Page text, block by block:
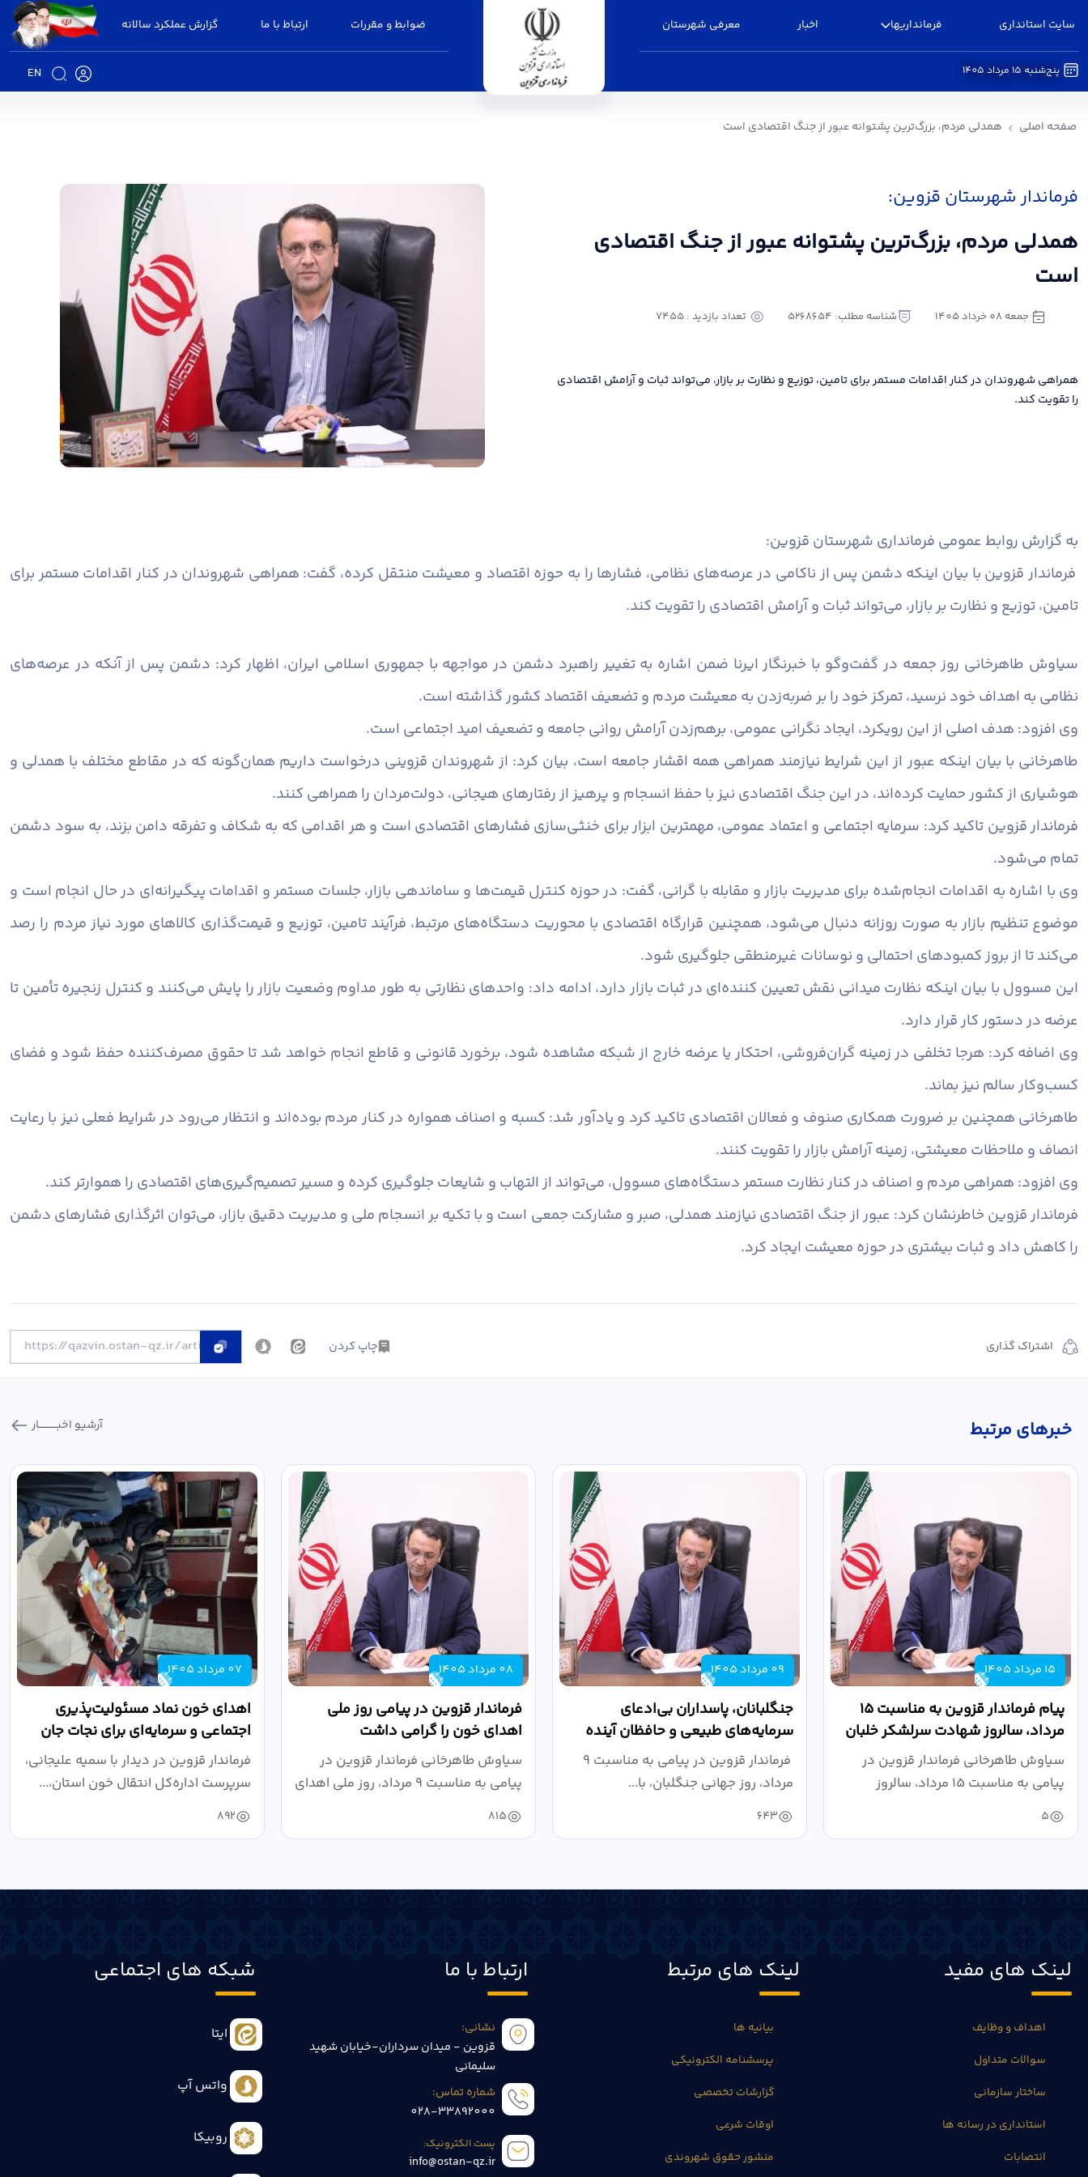
سایت استانداری فرمانداریها اخبار معرفی شهرستان ضوابط و مقررات ارتباط با ما گزارش عملکرد سالانه
EN پنج‌شنبه 15 مرداد 1405
صفحه اصلی همدلی مردم، بزرگ‌ترین پشتوانه عبور از جنگ اقتصادی است
فرماندار شهرستان قزوین:
همدلی مردم، بزرگ‌ترین پشتوانه عبور از جنگ اقتصادی
است
جمعه 08 خرداد 1405 شناسه مطلب: 5268654 تعداد بازدید : 7455
همراهی شهروندان در کنار اقدامات مستمر برای تامین، توزیع و نظارت بر بازار، می‌تواند ثبات و آرامش اقتصادی
را تقویت کند.
به گزارش روابط عمومی فرمانداری شهرستان قزوین:
فرماندار قزوین با بیان اینکه دشمن پس از ناکامی در عرصه‌های نظامی، فشارها را به حوزه اقتصاد و معیشت منتقل کرده، گفت: همراهی شهروندان در کنار اقدامات مستمر برای
تامین، توزیع و نظارت بر بازار، می‌تواند ثبات و آرامش اقتصادی را تقویت کند.
سیاوش طاهرخانی روز جمعه در گفت‌وگو با خبرنگار ایرنا ضمن اشاره به تغییر راهبرد دشمن در مواجهه با جمهوری اسلامی ایران، اظهار کرد: دشمن پس از آنکه در عرصه‌های
نظامی به اهداف خود نرسید، تمرکز خود را بر ضربه‌زدن به معیشت مردم و تضعیف اقتصاد کشور گذاشته است.
وی افزود: هدف اصلی از این رویکرد، ایجاد نگرانی عمومی، برهم‌زدن آرامش روانی جامعه و تضعیف امید اجتماعی است.
طاهرخانی با بیان اینکه عبور از این شرایط نیازمند همراهی همه اقشار جامعه است، بیان کرد: از شهروندان قزوینی درخواست داریم همان‌گونه که در مقاطع مختلف با همدلی و
هوشیاری از کشور حمایت کرده‌اند، در این جنگ اقتصادی نیز با حفظ انسجام و پرهیز از رفتارهای هیجانی، دولت‌مردان را همراهی کنند.
فرماندار قزوین تاکید کرد: سرمایه اجتماعی و اعتماد عمومی، مهمترین ابزار برای خنثی‌سازی فشارهای اقتصادی است و هر اقدامی که به شکاف و تفرقه دامن بزند، به سود دشمن
تمام می‌شود.
وی با اشاره به اقدامات انجام‌شده برای مدیریت بازار و مقابله با گرانی، گفت: در حوزه کنترل قیمت‌ها و ساماندهی بازار، جلسات مستمر و اقدامات پیگیرانه‌ای در حال انجام است و
موضوع تنظیم بازار به‌ صورت روزانه دنبال می‌شود،‌ همچنین قرارگاه اقتصادی با محوریت دستگاه‌های مرتبط، فرآیند تامین، توزیع و قیمت‌گذاری کالاهای مورد نیاز مردم را رصد
می‌کند تا از بروز کمبودهای احتمالی و نوسانات غیرمنطقی جلوگیری شود.
این مسوول با بیان اینکه نظارت میدانی نقش تعیین‌ کننده‌ای در ثبات بازار دارد، ادامه داد: واحدهای نظارتی به طور مداوم وضعیت بازار را پایش می‌کنند و کنترل زنجیره تأمین تا
عرضه در دستور کار قرار دارد.
وی اضافه کرد: هرجا تخلفی در زمینه گران‌فروشی، احتکار یا عرضه خارج از شبکه مشاهده شود، برخورد قانونی و قاطع انجام خواهد شد تا حقوق مصرف‌کننده حفظ شود و فضای
کسب‌وکار سالم نیز بماند.
طاهرخانی همچنین بر ضرورت همکاری صنوف و فعالان اقتصادی تاکید کرد و یادآور شد: کسبه و اصناف همواره در کنار مردم بوده‌اند و انتظار می‌رود در شرایط فعلی نیز با رعایت
انصاف و ملاحظات معیشتی، زمینه آرامش بازار را تقویت کنند.
وی افزود: همراهی مردم و اصناف در کنار نظارت مستمر دستگاه‌های مسوول، می‌تواند از التهاب و شایعات جلوگیری کرده و مسیر تصمیم‌گیری‌های اقتصادی را هموارتر کند.
فرماندار قزوین خاطرنشان کرد: عبور از جنگ اقتصادی نیازمند همدلی، صبر و مشارکت جمعی است و با تکیه بر انسجام ملی و مدیریت دقیق بازار، می‌توان اثرگذاری فشارهای دشمن
را کاهش داد و ثبات بیشتری در حوزه معیشت ایجاد کرد.
اشتراک گذاری چاپ کردن
خبر‌های مرتبط آرشیو اخبـــــــــــار
15 مرداد 1405
پیام فرماندار قزوین به مناسبت ۱۵
مرداد، سالروز شهادت سرلشکر خلبان
شهید عباس...
سیاوش طاهرخانی فرماندار قزوین در
پیامی به مناسبت ۱۵ مرداد، سالروز
شهادت...
5
09 مرداد 1405
جنگلبانان، پاسداران بی‌ادعای
سرمایه‌های طبیعی و حافظان آینده
سرزمین هستند
فرماندار قزوین در پیامی به مناسبت ۹
مرداد، روز جهانی جنگلبان، با...
643
08 مرداد 1405
فرماندار قزوین در پیامی روز ملی
اهدای خون را گرامی داشت
سیاوش طاهرخانی فرماندار قزوین در
پیامی به مناسبت ۹ مرداد، روز ملی اهدای
خون،...
815
07 مرداد 1405
اهدای خون نماد مسئولیت‌پذیری
اجتماعی و سرمایه‌ای برای نجات جان
انسان‌ها است
فرماندار قزوین در دیدار با سمیه علیجانی،
سرپرست اداره‌کل انتقال خون استان،...
892
لینک های مفید
اهداف و وظایف
سوالات متداول
ساختار سازمانی
استانداری در رسانه ها
انتصابات
لینک های مرتبط
بیانیه ها
پرسشنامه الکترونیکی
گزارشات تخصصی
اوقات شرعی
منشور حقوق شهروندی
ارتباط با ما
نشانی:
قزوین - میدان سرداران-خیابان شهید
سلیمانی
شماره تماس:
028-33892000
پست الکترونیک:
info@ostan-qz.ir
شبکه های اجتماعی
ایتا
واتس آپ
روبیکا